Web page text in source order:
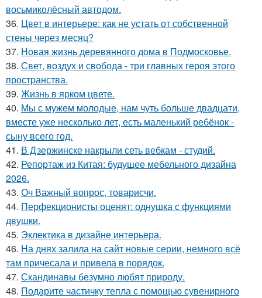
восьмиколёсный автодом.
36. Цвет в интерьере: как не устать от собственной
стены через месяц?
37. Новая жизнь деревянного дома в Подмосковье.
38. Свет, воздух и свобода - три главных героя этого
пространства.
39. Жизнь в ярком цвете.
40. Мы с мужем молодые, нам чуть больше двадцати,
вместе уже несколько лет, есть маленький ребёнок -
сыну всего год.
41. В Дзержинске накрыли сеть вебкам - студий.
42. Репортаж из Китая: будущее мебельного дизайна
2026.
43. Оч Важный вопрос, товарисчи.
44. Перфекционисты оценят: однушка с функциями
двушки.
45. Эклектика в дизайне интерьера.
46. На днях залила на сайт новые серии, немного всё
там причесала и привела в порядок.
47. Скандинавы безумно любят природу.
48. Подарите частичку тепла с помощью сувенирного